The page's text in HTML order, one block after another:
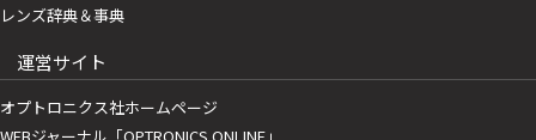
レンズ辞典＆事典
運営サイト
オプトロニクス社ホームページ